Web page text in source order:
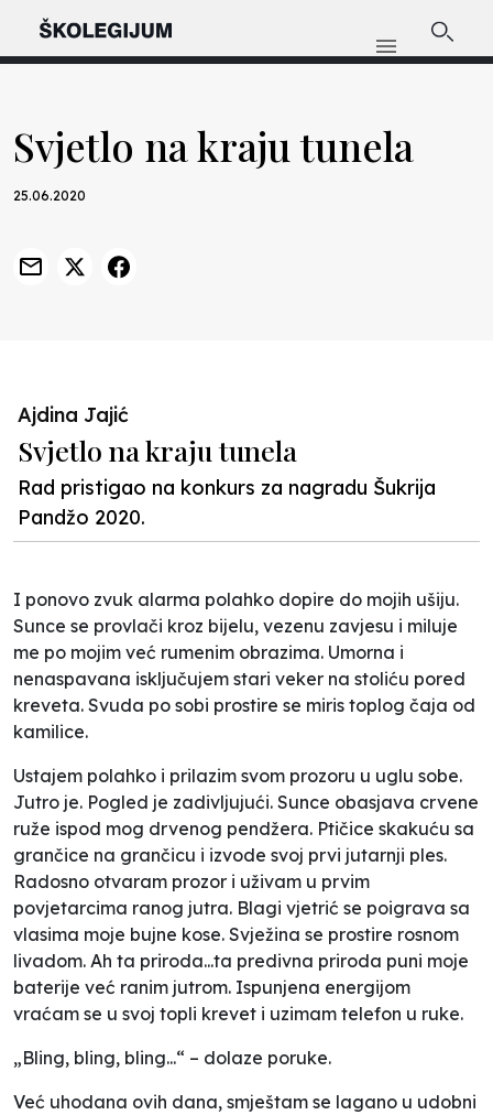
Svjetlo na kraju tunela
25.06.2020
Ajdina Jajić
Svjetlo na kraju tunela
Rad pristigao na konkurs za nagradu Šukrija
Pandžo 2020.
I ponovo zvuk alarma polahko dopire do mojih ušiju.
Sunce se provlači kroz bijelu, vezenu zavjesu i miluje
me po mojim već rumenim obrazima. Umorna i
nenaspavana isključujem stari veker na stoliću pored
kreveta. Svuda po sobi prostire se miris toplog čaja od
kamilice.
Ustajem polahko i prilazim svom prozoru u uglu sobe.
Jutro je. Pogled je zadivljujući. Sunce obasjava crvene
ruže ispod mog drvenog pendžera. Ptičice skakuću sa
grančice na grančicu i izvode svoj prvi jutarnji ples.
Radosno otvaram prozor i uživam u prvim
povjetarcima ranog jutra. Blagi vjetrić se poigrava sa
vlasima moje bujne kose. Svježina se prostire rosnom
livadom. Ah ta priroda...ta predivna priroda puni moje
baterije već ranim jutrom. Ispunjena energijom
vraćam se u svoj topli krevet i uzimam telefon u ruke.
„Bling, bling, bling...“ – dolaze poruke.
Već uhodana ovih dana, smještam se lagano u udobni